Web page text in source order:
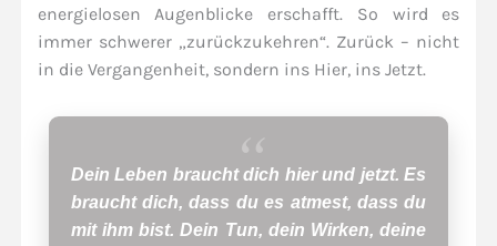
energielosen Augenblicke erschafft. So wird es
immer schwerer „zurückzukehren“. Zurück – nicht
in die Vergangenheit, sondern ins Hier, ins Jetzt.
Dein Leben braucht dich hier und jetzt. Es
braucht dich, dass du es atmest, dass du
mit ihm bist. Dein Tun, dein Wirken, deine